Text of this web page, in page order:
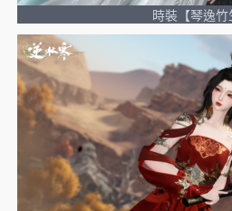
時裝【琴逸竹